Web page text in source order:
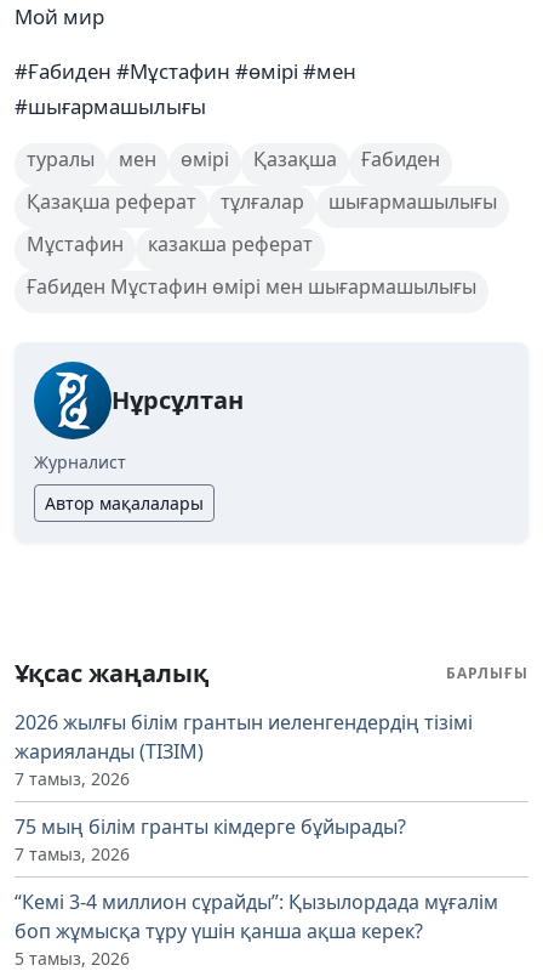
Мой мир
#Ғабиден #Мұстафин #өмірі #мен
#шығармашылығы
туралы мен өмірі Қазақша
Ғабиден
Қазақша реферат
тұлғалар
шығармашылығы
Мұстафин
казакша реферат
Ғабиден Мұстафин өмірі мен шығармашылығы
Нұрсұлтан
Журналист
Автор мақалалары
Ұқсас жаңалық БАРЛЫҒЫ
2026 жылғы білім грантын иеленгендердің тізімі
жарияланды (ТІЗІМ)
7 тамыз, 2026
75 мың білім гранты кімдерге бұйырады?
7 тамыз, 2026
“Кемі 3-4 миллион сұрайды”: Қызылордада мұғалім
боп жұмысқа тұру үшін қанша ақша керек?
5 тамыз, 2026